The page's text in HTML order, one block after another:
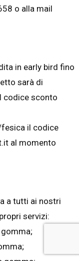
o alla mail
in early bird fino
sarà di
codice sconto
il codice
al momento
a tutti ai nostri
servizi: